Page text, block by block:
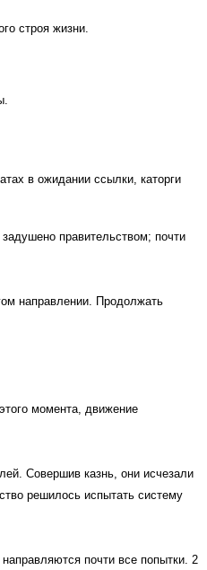
строя жизни.
в ожидании ссылки, каторги
правительством; почти
направлении. Продолжать
момента, движение
Совершив казнь, они исчезали
решилось испытать систему
почти все попытки. 2